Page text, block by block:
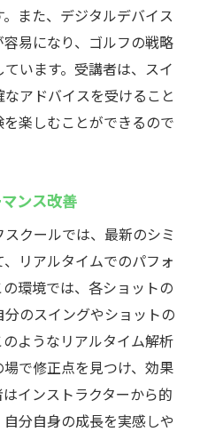
また、デジタルデバイス
易になり、ゴルフの戦略
います。受講者は、スイ
アドバイスを受けること
楽しむことができるので
ンス改善
クールでは、最新のシミ
リアルタイムでのパフォ
環境では、各ショットの
のスイングやショットの
ようなリアルタイム解析
で修正点を見つけ、効果
インストラクターから的
分自身の成長を実感しや